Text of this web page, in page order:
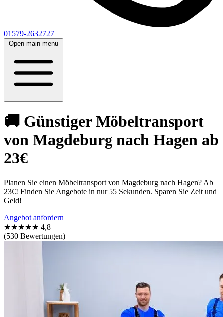
01579-2632727
Open main menu
🚚 Günstiger Möbeltransport
von Magdeburg nach Hagen ab
23€
Planen Sie einen Möbeltransport von Magdeburg nach Hagen? Ab
23€! Finden Sie Angebote in nur 55 Sekunden. Sparen Sie Zeit und
Geld!
Angebot anfordern
★★★★★ 4,8
(530 Bewertungen)